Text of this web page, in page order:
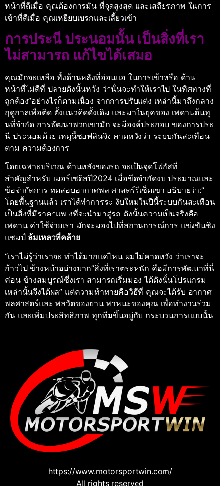
หน้าที่ดีเมื่อ คุณต้องการมัน ที่จุดสูงสุด และเสถียรภาพ ในการ
เข้าที่ดีเมื่อ คุณเหยียบเบรกและเลี้ยวเข้า
การประนี ประนอมนั้น เป็นสิ่งที่เรา
ไม่สามารถ แก้ไขได้เสมอ
คุณมักจะเหลือ ทั้งด้านหลังที่อ่อนแอ ในการเข้าหรือ ด้าน
หน้าที่ไม่ดีที่ ปลายดังนั้นหวัง ว่านั่นจะทําให้เราไป ในทิศทางที่
ถูกต้อง”อย่างไรก็ตามเนื่อง จากการปรับแต่ง เหล่านี้มาถึงกลาง
ฤดูกาลเพื่อติด ตั้งแนวคิดดั้งเดิม และมาในยุคของ เพดานต้นทุ
นที่จํากัด การพัฒนาพวกเขามัก จะมีองค์ประกอบ ของการประ
นี ประนอมด้วย เหตุนี้ชอฟลินจึง คาดหวังว่า ระบบกันสะเทือน
ตาม ความต้องการ
โดยเฉพาะบริเวณ ด้านหลังของรถ จะเป็นจุดโฟกัสที่
สําคัญสําหรับ เมอร์เซดีสปี2024 เมื่อขีดจํากัดงบ ประมาณและ
ข้อจํากัดการ ทดสอบอากาศพล ศาสตร์รีเซ็ตเขา อธิบายว่า:”
โดยพื้นฐานแล้ว เราได้ทําการระ งับใหม่ในปีนี้ระบบกันสะเทือน
เป็นสิ่งที่มีราคาแพ งที่จะนํามาสู่รถ ดังนั้นความเป็นจริงคือ
เพดาน ค่าใช้จ่ายเรา มักจะมองไปที่สถานการณ์การ แข่งขันชิง
แชมป์ ล้มเหลวที่คล้าย
“เราไม่รู้ว่าเราจะ ทําได้มากแค่ไหน ผมไม่คาดหวัง ว่าเราจะ
ก้าวไป ข้างหน้าอย่างมาก”สิ่งที่เราตระหนัก คือมีการพัฒนาที่นี่
ค่อน ข้างสมบูรณ์ซึ่งเรา สามารถเริ่มมอง ได้ดังนั้นโปรแกรม
เหล่านั้นจึงได้ผล” แต่ความท้าทายคือวิธีที่ คุณจะได้รับ อากาศ
พลศาสตร์และ พลวัตของยาน พาหนะของคุณ เพื่อทํางานร่วม
กัน และเพิ่มประสิทธิภาพ ทุกทีมขึ้นอยู่กับ กระบวนการแบบนั้น
https://www.motorsportwin.com/
All rights reserved